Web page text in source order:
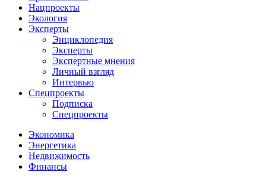
Нацпроекты
Экология
Эксперты
Энциклопедия
Эксперты
Экспертные мнения
Личный взгляд
Интервью
Спецпроекты
Подписка
Спецпроекты
Экономика
Энергетика
Недвижимость
Финансы